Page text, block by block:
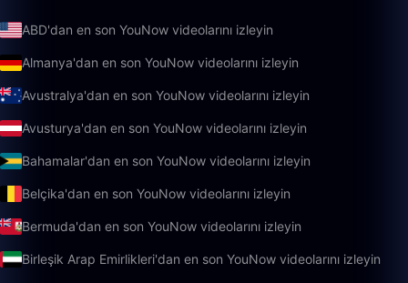
ABD'dan en son YouNow videolarını izleyin
Almanya'dan en son YouNow videolarını izleyin
Avustralya'dan en son YouNow videolarını izleyin
Avusturya'dan en son YouNow videolarını izleyin
Bahamalar'dan en son YouNow videolarını izleyin
Belçika'dan en son YouNow videolarını izleyin
Bermuda'dan en son YouNow videolarını izleyin
Birleşik Arap Emirlikleri'dan en son YouNow videolarını izleyin